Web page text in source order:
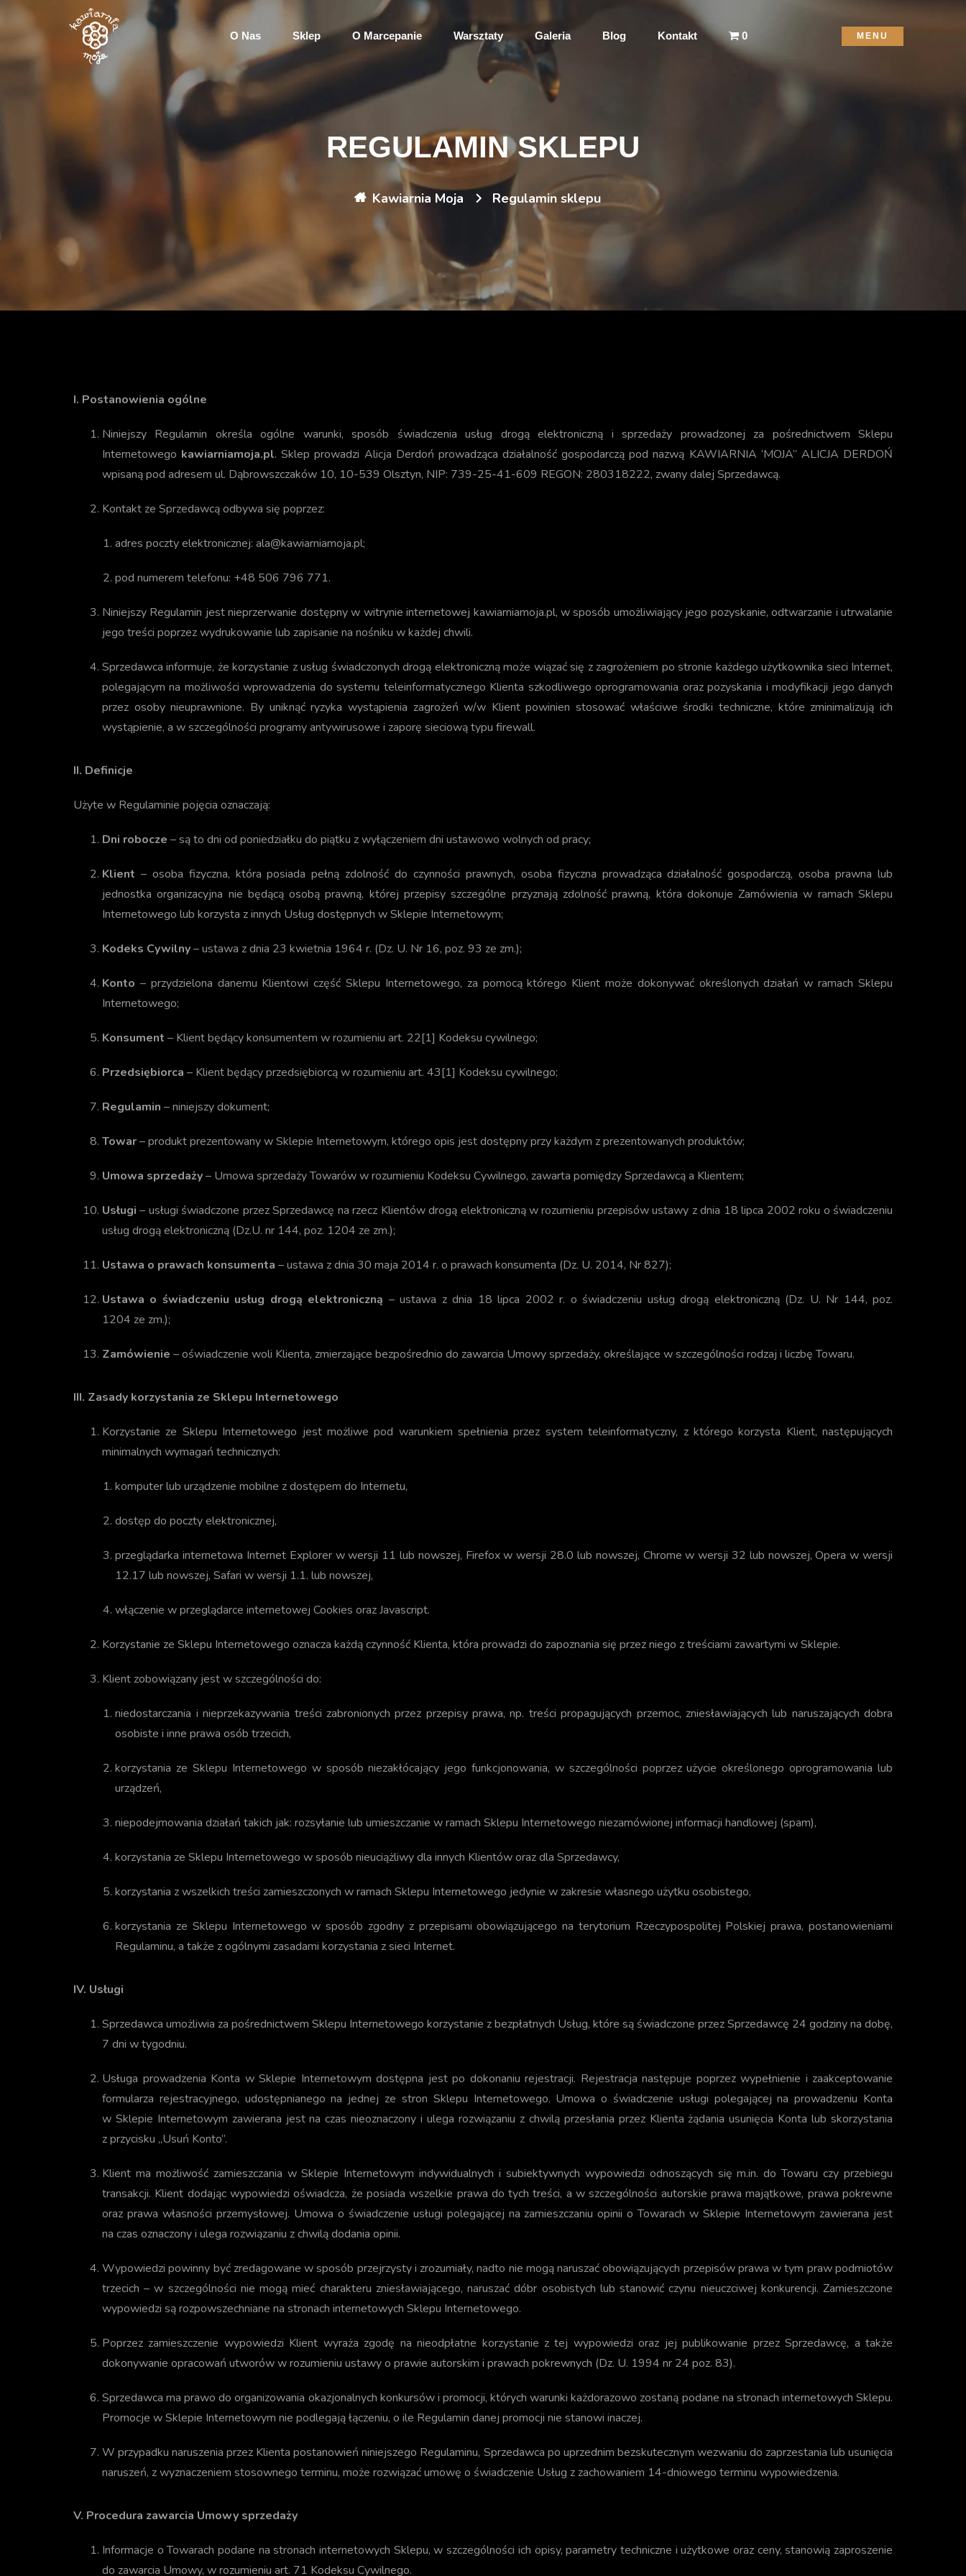
O Nas Sklep O Marcepanie Warsztaty Galeria Blog Kontakt 0 MENU
REGULAMIN SKLEPU
Kawiarnia Moja Regulamin sklepu
I. Postanowienia ogólne
Niniejszy Regulamin określa ogólne warunki, sposób świadczenia usług drogą elektroniczną i sprzedaży prowadzonej za pośrednictwem Sklepu
Internetowego kawiarniamoja.pl. Sklep prowadzi Alicja Derdoń prowadząca działalność gospodarczą pod nazwą KAWIARNIA ‘MOJA” ALICJA DERDOŃ
wpisaną pod adresem ul. Dąbrowszczaków 10, 10-539 Olsztyn, NIP: 739-25-41-609 REGON: 280318222, zwany dalej Sprzedawcą.
Kontakt ze Sprzedawcą odbywa się poprzez:
adres poczty elektronicznej: ala@kawiarniamoja.pl;
pod numerem telefonu: +48 506 796 771.
Niniejszy Regulamin jest nieprzerwanie dostępny w witrynie internetowej kawiarniamoja.pl, w sposób umożliwiający jego pozyskanie, odtwarzanie i utrwalanie
jego treści poprzez wydrukowanie lub zapisanie na nośniku w każdej chwili.
Sprzedawca informuje, że korzystanie z usług świadczonych drogą elektroniczną może wiązać się z zagrożeniem po stronie każdego użytkownika sieci Internet,
polegającym na możliwości wprowadzenia do systemu teleinformatycznego Klienta szkodliwego oprogramowania oraz pozyskania i modyfikacji jego danych
przez osoby nieuprawnione. By uniknąć ryzyka wystąpienia zagrożeń w/w Klient powinien stosować właściwe środki techniczne, które zminimalizują ich
wystąpienie, a w szczególności programy antywirusowe i zaporę sieciową typu firewall.
II. Definicje
Użyte w Regulaminie pojęcia oznaczają:
Dni robocze – są to dni od poniedziałku do piątku z wyłączeniem dni ustawowo wolnych od pracy;
Klient – osoba fizyczna, która posiada pełną zdolność do czynności prawnych, osoba fizyczna prowadząca działalność gospodarczą, osoba prawna lub
jednostka organizacyjna nie będącą osobą prawną, której przepisy szczególne przyznają zdolność prawną, która dokonuje Zamówienia w ramach Sklepu
Internetowego lub korzysta z innych Usług dostępnych w Sklepie Internetowym;
Kodeks Cywilny– ustawa z dnia 23 kwietnia 1964 r. (Dz. U. Nr 16, poz. 93 ze zm.);
Konto – przydzielona danemu Klientowi część Sklepu Internetowego, za pomocą którego Klient może dokonywać określonych działań w ramach Sklepu
Internetowego;
Konsument – Klient będący konsumentem w rozumieniu art. 22[1] Kodeksu cywilnego;
Przedsiębiorca – Klient będący przedsiębiorcą w rozumieniu art. 43[1] Kodeksu cywilnego;
Regulamin – niniejszy dokument;
Towar– produkt prezentowany w Sklepie Internetowym, którego opis jest dostępny przy każdym z prezentowanych produktów;
Umowa sprzedaży– Umowa sprzedaży Towarów w rozumieniu Kodeksu Cywilnego, zawarta pomiędzy Sprzedawcą a Klientem;
Usługi – usługi świadczone przez Sprzedawcę na rzecz Klientów drogą elektroniczną w rozumieniu przepisów ustawy z dnia 18 lipca 2002 roku o świadczeniu
usług drogą elektroniczną (Dz.U. nr 144, poz. 1204 ze zm.);
Ustawa o prawach konsumenta – ustawa z dnia 30 maja 2014 r. o prawach konsumenta (Dz. U. 2014, Nr 827);
Ustawa o świadczeniu usług drogą elektroniczną – ustawa z dnia 18 lipca 2002 r. o świadczeniu usług drogą elektroniczną (Dz. U. Nr 144, poz.
1204 ze zm.);
Zamówienie – oświadczenie woli Klienta, zmierzające bezpośrednio do zawarcia Umowy sprzedaży, określające w szczególności rodzaj i liczbę Towaru.
III. Zasady korzystania ze Sklepu Internetowego
Korzystanie ze Sklepu Internetowego jest możliwe pod warunkiem spełnienia przez system teleinformatyczny, z którego korzysta Klient, następujących
minimalnych wymagań technicznych:
komputer lub urządzenie mobilne z dostępem do Internetu,
dostęp do poczty elektronicznej,
przeglądarka internetowa Internet Explorer w wersji 11 lub nowszej, Firefox w wersji 28.0 lub nowszej, Chrome w wersji 32 lub nowszej, Opera w wersji
12.17 lub nowszej, Safari w wersji 1.1. lub nowszej,
włączenie w przeglądarce internetowej Cookies oraz Javascript.
Korzystanie ze Sklepu Internetowego oznacza każdą czynność Klienta, która prowadzi do zapoznania się przez niego z treściami zawartymi w Sklepie.
Klient zobowiązany jest w szczególności do:
niedostarczania i nieprzekazywania treści zabronionych przez przepisy prawa, np. treści propagujących przemoc, zniesławiających lub naruszających dobra
osobiste i inne prawa osób trzecich,
korzystania ze Sklepu Internetowego w sposób niezakłócający jego funkcjonowania, w szczególności poprzez użycie określonego oprogramowania lub
urządzeń,
niepodejmowania działań takich jak: rozsyłanie lub umieszczanie w ramach Sklepu Internetowego niezamówionej informacji handlowej (spam),
korzystania ze Sklepu Internetowego w sposób nieuciążliwy dla innych Klientów oraz dla Sprzedawcy,
korzystania z wszelkich treści zamieszczonych w ramach Sklepu Internetowego jedynie w zakresie własnego użytku osobistego,
korzystania ze Sklepu Internetowego w sposób zgodny z przepisami obowiązującego na terytorium Rzeczypospolitej Polskiej prawa, postanowieniami
Regulaminu, a także z ogólnymi zasadami korzystania z sieci Internet.
IV. Usługi
Sprzedawca umożliwia za pośrednictwem Sklepu Internetowego korzystanie z bezpłatnych Usług, które są świadczone przez Sprzedawcę 24 godziny na dobę,
7 dni w tygodniu.
Usługa prowadzenia Konta w Sklepie Internetowym dostępna jest po dokonaniu rejestracji. Rejestracja następuje poprzez wypełnienie i zaakceptowanie
formularza rejestracyjnego, udostępnianego na jednej ze stron Sklepu Internetowego. Umowa o świadczenie usługi polegającej na prowadzeniu Konta
w Sklepie Internetowym zawierana jest na czas nieoznaczony i ulega rozwiązaniu z chwilą przesłania przez Klienta żądania usunięcia Konta lub skorzystania
z przycisku „Usuń Konto”.
Klient ma możliwość zamieszczania w Sklepie Internetowym indywidualnych i subiektywnych wypowiedzi odnoszących się m.in. do Towaru czy przebiegu
transakcji. Klient dodając wypowiedzi oświadcza, że posiada wszelkie prawa do tych treści, a w szczególności autorskie prawa majątkowe, prawa pokrewne
oraz prawa własności przemysłowej. Umowa o świadczenie usługi polegającej na zamieszczaniu opinii o Towarach w Sklepie Internetowym zawierana jest
na czas oznaczony i ulega rozwiązaniu z chwilą dodania opinii.
Wypowiedzi powinny być zredagowane w sposób przejrzysty i zrozumiały, nadto nie mogą naruszać obowiązujących przepisów prawa w tym praw podmiotów
trzecich – w szczególności nie mogą mieć charakteru zniesławiającego, naruszać dóbr osobistych lub stanowić czynu nieuczciwej konkurencji. Zamieszczone
wypowiedzi są rozpowszechniane na stronach internetowych Sklepu Internetowego.
Poprzez zamieszczenie wypowiedzi Klient wyraża zgodę na nieodpłatne korzystanie z tej wypowiedzi oraz jej publikowanie przez Sprzedawcę, a także
dokonywanie opracowań utworów w rozumieniu ustawy o prawie autorskim i prawach pokrewnych (Dz. U. 1994 nr 24 poz. 83).
Sprzedawca ma prawo do organizowania okazjonalnych konkursów i promocji, których warunki każdorazowo zostaną podane na stronach internetowych Sklepu.
Promocje w Sklepie Internetowym nie podlegają łączeniu, o ile Regulamin danej promocji nie stanowi inaczej.
W przypadku naruszenia przez Klienta postanowień niniejszego Regulaminu, Sprzedawca po uprzednim bezskutecznym wezwaniu do zaprzestania lub usunięcia
naruszeń, z wyznaczeniem stosownego terminu, może rozwiązać umowę o świadczenie Usług z zachowaniem 14-dniowego terminu wypowiedzenia.
V. Procedura zawarcia Umowy sprzedaży
Informacje o Towarach podane na stronach internetowych Sklepu, w szczególności ich opisy, parametry techniczne i użytkowe oraz ceny, stanowią zaproszenie
do zawarcia Umowy, w rozumieniu art. 71 Kodeksu Cywilnego.